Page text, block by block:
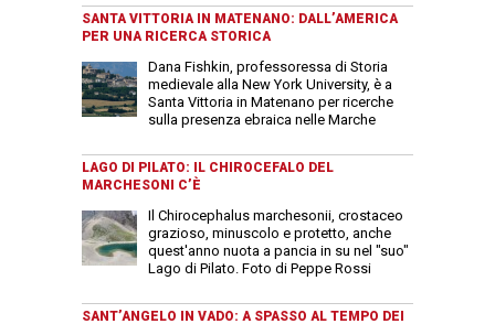
SANTA VITTORIA IN MATENANO: DALL’AMERICA
PER UNA RICERCA STORICA
Dana Fishkin, professoressa di Storia
medievale alla New York University, è a
Santa Vittoria in Matenano per ricerche
sulla presenza ebraica nelle Marche
LAGO DI PILATO: IL CHIROCEFALO DEL
MARCHESONI C’È
Il Chirocephalus marchesonii, crostaceo
grazioso, minuscolo e protetto, anche
quest'anno nuota a pancia in su nel "suo"
Lago di Pilato. Foto di Peppe Rossi
SANT’ANGELO IN VADO: A SPASSO AL TEMPO DEI